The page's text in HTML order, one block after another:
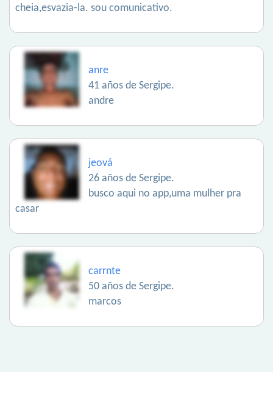
cheia,esvazia-la. sou comunicativo.
anre
41 años de Sergipe.
andre
jeová
26 años de Sergipe.
busco aqui no app,uma mulher pra
casar
carrnte
50 años de Sergipe.
marcos